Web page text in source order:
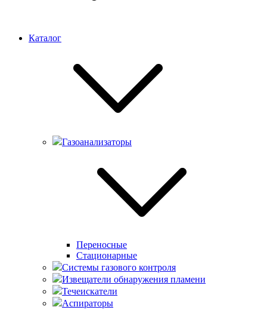
Каталог
Газоанализаторы
Переносные
Стационарные
Системы газового контроля
Извещатели обнаружения пламени
Течеискатели
Аспираторы